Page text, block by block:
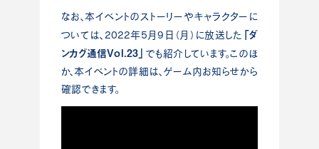
なお、本イベントのストーリーやキャラクターに
ついては、2022年5月9日（月）に放送した 「ダ
ンカグ通信Vol.23」 でも紹介しています。このほ
か、本イベントの詳細は、ゲーム内お知らせから
確認できます。